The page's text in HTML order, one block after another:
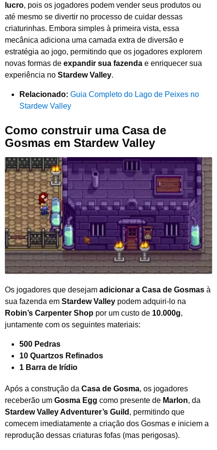
lucro, pois os jogadores podem vender seus produtos ou
até mesmo se divertir no processo de cuidar dessas
criaturinhas. Embora simples à primeira vista, essa
mecânica adiciona uma camada extra de diversão e
estratégia ao jogo, permitindo que os jogadores explorem
novas formas de expandir sua fazenda e enriquecer sua
experiência no Stardew Valley.
Relacionado: Guia Completo do Lago de Peixes no
Stardew Valley
Como construir uma Casa de
Gosmas em Stardew Valley
Os jogadores que desejam adicionar a Casa de Gosmas à
sua fazenda em Stardew Valley podem adquiri-lo na
Robin’s Carpenter Shop por um custo de 10.000g,
juntamente com os seguintes materiais:
500 Pedras
10 Quartzos Refinados
1 Barra de Irídio
Após a construção da Casa de Gosma, os jogadores
receberão um Gosma Egg como presente de Marlon, da
Stardew Valley Adventurer’s Guild , permitindo que
comecem imediatamente a criação dos Gosmas e iniciem a
reprodução dessas criaturas fofas (mas perigosas).